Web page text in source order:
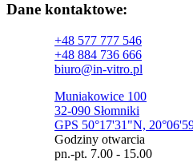
Dane kontaktowe:
+48 577 777 546
+48 884 736 666
biuro@in-vitro.pl
Muniakowice 100
32-090 Słomniki
GPS 50°17'31"N,
Godziny otwarcia
pn.-pt. 7.00 - 15.00